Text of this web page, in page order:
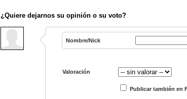
¿Quiere dejarnos su opinión o su voto?
Nombre/Nick
Valoración
Publicar también en